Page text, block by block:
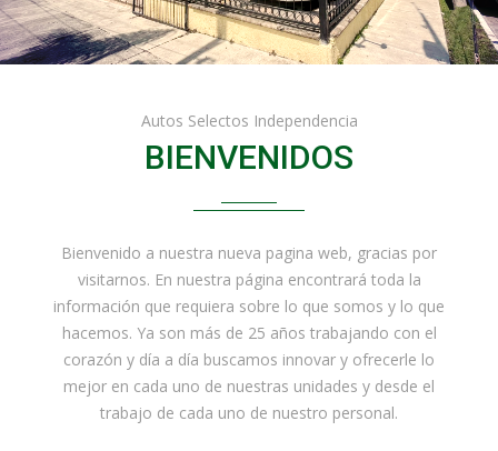
Autos Selectos Independencia
BIENVENIDOS
Bienvenido a nuestra nueva pagina web, gracias por
visitarnos. En nuestra página encontrará toda la
información que requiera sobre lo que somos y lo que
hacemos. Ya son más de 25 años trabajando con el
corazón y día a día buscamos innovar y ofrecerle lo
mejor en cada uno de nuestras unidades y desde el
trabajo de cada uno de nuestro personal.